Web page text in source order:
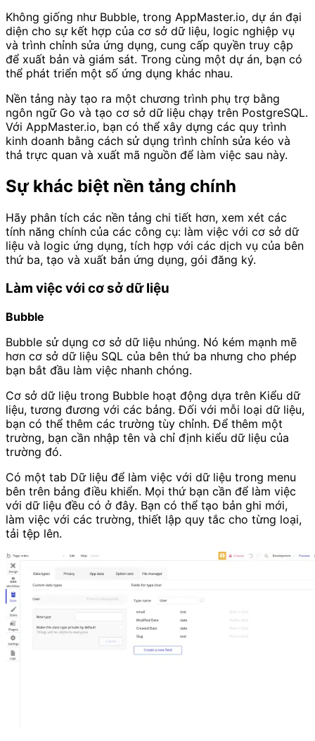
Không giống như Bubble, trong AppMaster.io, dự án đại
diện cho sự kết hợp của cơ sở dữ liệu, logic nghiệp vụ
và trình chỉnh sửa ứng dụng, cung cấp quyền truy cập
để xuất bản và giám sát. Trong cùng một dự án, bạn có
thể phát triển một số ứng dụng khác nhau.
Nền tảng này tạo ra một chương trình phụ trợ bằng
ngôn ngữ Go và tạo cơ sở dữ liệu chạy trên PostgreSQL.
Với AppMaster.io, bạn có thể xây dựng các quy trình
kinh doanh bằng cách sử dụng trình chỉnh sửa kéo và
thả trực quan và xuất mã nguồn để làm việc sau này.
Sự khác biệt nền tảng chính
Hãy phân tích các nền tảng chi tiết hơn, xem xét các
tính năng chính của các công cụ: làm việc với cơ sở dữ
liệu và logic ứng dụng, tích hợp với các dịch vụ của bên
thứ ba, tạo và xuất bản ứng dụng, gói đăng ký.
Làm việc với cơ sở dữ liệu
Bubble
Bubble sử dụng cơ sở dữ liệu nhúng. Nó kém mạnh mẽ
hơn cơ sở dữ liệu SQL của bên thứ ba nhưng cho phép
bạn bắt đầu làm việc nhanh chóng.
Cơ sở dữ liệu trong Bubble hoạt động dựa trên Kiểu dữ
liệu, tương đương với các bảng. Đối với mỗi loại dữ liệu,
bạn có thể thêm các trường tùy chỉnh. Để thêm một
trường, bạn cần nhập tên và chỉ định kiểu dữ liệu của
trường đó.
Có một tab Dữ liệu để làm việc với dữ liệu trong menu
bên trên bảng điều khiển. Mọi thứ bạn cần để làm việc
với dữ liệu đều có ở đây. Bạn có thể tạo bản ghi mới,
làm việc với các trường, thiết lập quy tắc cho từng loại,
tải tệp lên.